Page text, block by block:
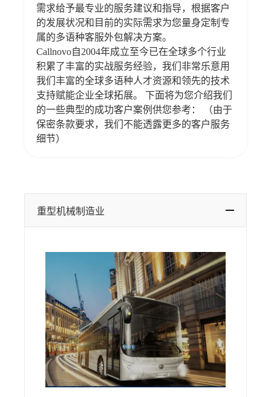
需求给予最专业的服务建议和指导，根据客户
的发展状况和目前的实际需求为您量身定制专
属的多语种客服外包解决方案。
Callnovo自2004年成立至今已在全球多个行业
积累了丰富的实战服务经验，我们非常乐意用
我们丰富的全球多语种人才资源和领先的技术
支持赋能企业全球拓展。 下面将为您介绍我们
的一些典型的成功客户案例供您参考： （由于
保密条款要求，我们不能透露更多的客户服务
细节）
重型机械制造业